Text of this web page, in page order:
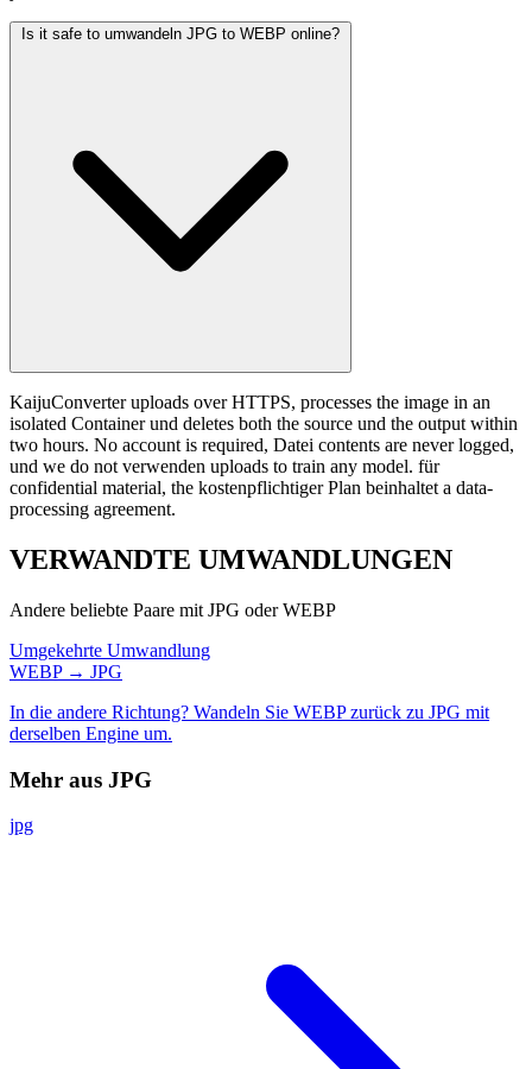
Is it safe to umwandeln JPG to WEBP online?
KaijuConverter uploads over HTTPS, processes the image in an
isolated Container und deletes both the source und the output within
two hours. No account is required, Datei contents are never logged,
und we do not verwenden uploads to train any model. für
confidential material, the kostenpflichtiger Plan beinhaltet a data-
processing agreement.
VERWANDTE UMWANDLUNGEN
Andere beliebte Paare mit JPG oder WEBP
Umgekehrte Umwandlung
WEBP → JPG
In die andere Richtung? Wandeln Sie WEBP zurück zu JPG mit
derselben Engine um.
Mehr aus JPG
jpg